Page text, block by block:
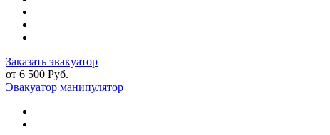
Заказать эвакуатор
от 6 500 Руб.
Эвакуатор манипулятор